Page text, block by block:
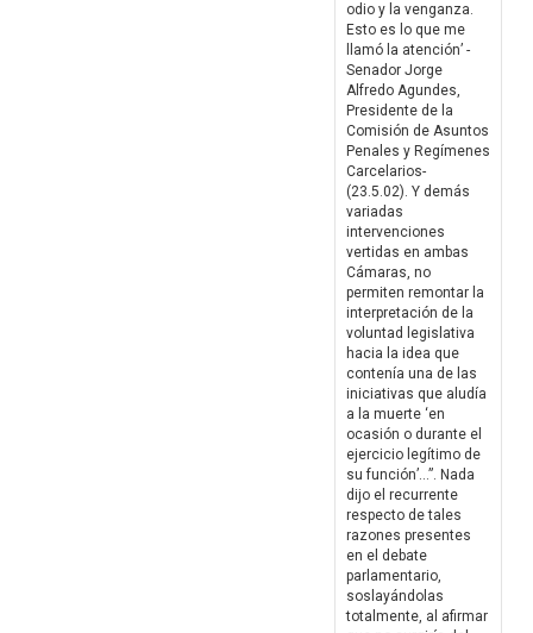
odio y la venganza.
Esto es lo que me
llamó la atención’ -
Senador Jorge
Alfredo Agundes,
Presidente de la
Comisión de Asuntos
Penales y Regímenes
Carcelarios-
(23.5.02). Y demás
variadas
intervenciones
vertidas en ambas
Cámaras, no
permiten remontar la
interpretación de la
voluntad legislativa
hacia la idea que
contenía una de las
iniciativas que aludía
a la muerte ‘en
ocasión o durante el
ejercicio legítimo de
su función’…”. Nada
dijo el recurrente
respecto de tales
razones presentes
en el debate
parlamentario,
soslayándolas
totalmente, al afirmar